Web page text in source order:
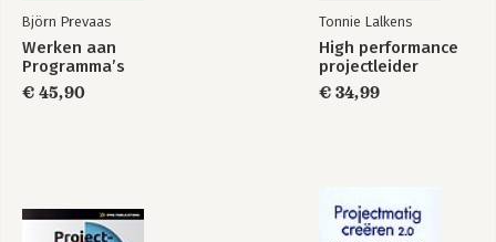
Björn Prevaas
Werken aan
Programma’s
€ 45,90
Tonnie Lalkens
High performance
projectleider
€ 34,99